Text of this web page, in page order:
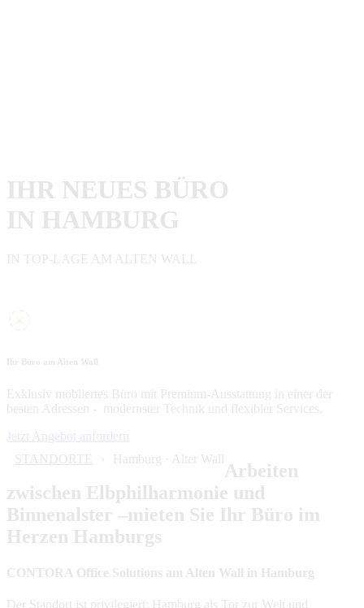
IHR NEUES BÜRO
IN HAMBURG
IN TOP-LAGE AM ALTEN WALL
Ihr Büro am Alten Wall
Exklusiv möbliertes Büro mit Premium-Ausstattung in einer der
besten Adressen - modernster Technik und flexibler Services.
Jetzt Angebot anfordern
STANDORTE
Hamburg · Alter Wall
Arbeiten
zwischen Elbphilharmonie und
Binnenalster –mieten Sie Ihr Büro im
Herzen Hamburgs
CONTORA Office Solutions am Alten Wall in Hamburg
Der Standort ist privilegiert: Hamburg als Tor zur Welt und